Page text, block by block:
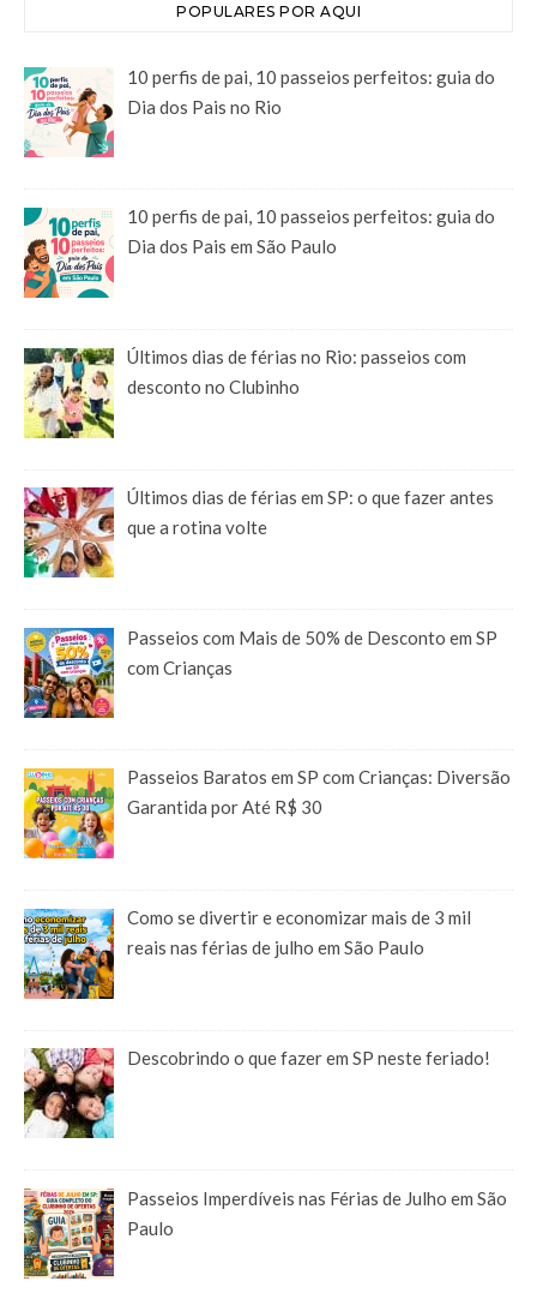
POPULARES POR AQUI
10 perfis de pai, 10 passeios perfeitos: guia do
Dia dos Pais no Rio
10 perfis de pai, 10 passeios perfeitos: guia do
Dia dos Pais em São Paulo
Últimos dias de férias no Rio: passeios com
desconto no Clubinho
Últimos dias de férias em SP: o que fazer antes
que a rotina volte
Passeios com Mais de 50% de Desconto em SP
com Crianças
Passeios Baratos em SP com Crianças: Diversão
Garantida por Até R$ 30
Como se divertir e economizar mais de 3 mil
reais nas férias de julho em São Paulo
Descobrindo o que fazer em SP neste feriado!
Passeios Imperdíveis nas Férias de Julho em São
Paulo